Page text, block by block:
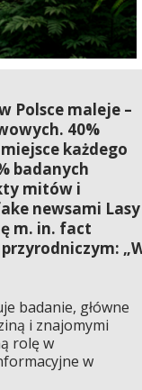
Polsce maleje –
40%
każdego
badanych
mitów i
newsami Lasy
m. in. fact
badanie, główne
i znajomymi
rolę w
w